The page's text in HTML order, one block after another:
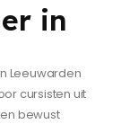
in
Leeuwarden
cursisten uit
bewust